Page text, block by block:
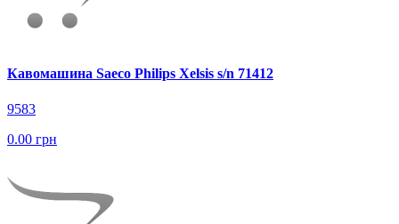
Кавомашина Saeco Philips Xelsis s/n 71412
9583
0.00 грн